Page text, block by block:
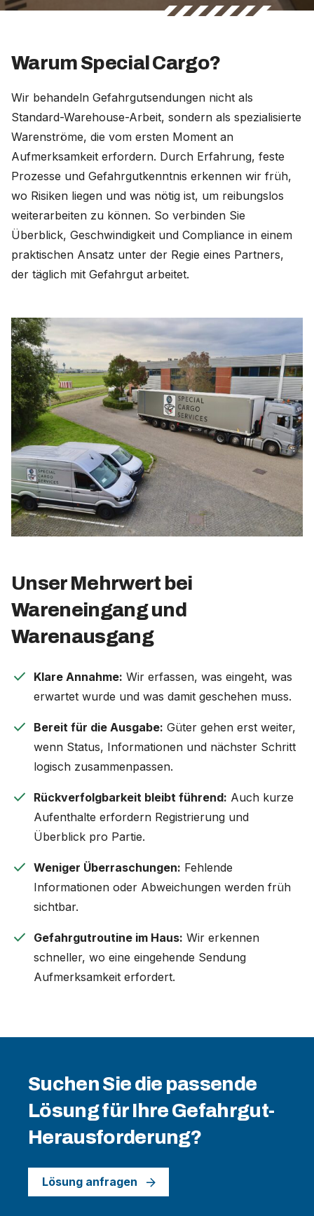
Warum Special Cargo?
Wir behandeln Gefahrgutsendungen nicht als
Standard-Warehouse-Arbeit, sondern als spezialisierte
Warenströme, die vom ersten Moment an
Aufmerksamkeit erfordern. Durch Erfahrung, feste
Prozesse und Gefahrgutkenntnis erkennen wir früh,
wo Risiken liegen und was nötig ist, um reibungslos
weiterarbeiten zu können. So verbinden Sie
Überblick, Geschwindigkeit und Compliance in einem
praktischen Ansatz unter der Regie eines Partners,
der täglich mit Gefahrgut arbeitet.
Unser Mehrwert bei
Wareneingang und
Warenausgang
check Klare Annahme: Wir erfassen, was eingeht, was
erwartet wurde und was damit geschehen muss.
check Bereit für die Ausgabe: Güter gehen erst weiter,
wenn Status, Informationen und nächster Schritt
logisch zusammenpassen.
check Rückverfolgbarkeit bleibt führend: Auch kurze
Aufenthalte erfordern Registrierung und
Überblick pro Partie.
check Weniger Überraschungen: Fehlende
Informationen oder Abweichungen werden früh
sichtbar.
check Gefahrgutroutine im Haus: Wir erkennen
schneller, wo eine eingehende Sendung
Aufmerksamkeit erfordert.
Suchen Sie die passende
Lösung für Ihre Gefahrgut-
Herausforderung?
Lösung anfragen